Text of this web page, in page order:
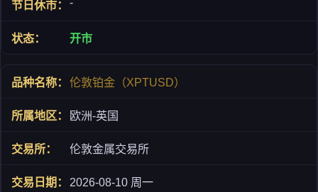
开市
伦敦铂金（XPTUSD）
欧洲-英国
伦敦金属交易所
2026-08-10 周一